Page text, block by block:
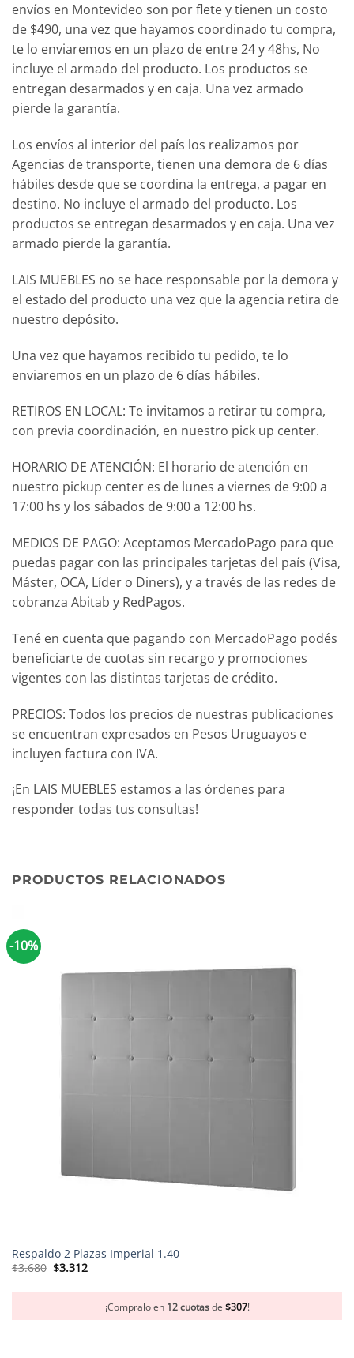
envíos en Montevideo son por flete y tienen un costo
de $490, una vez que hayamos coordinado tu compra,
te lo enviaremos en un plazo de entre 24 y 48hs, No
incluye el armado del producto. Los productos se
entregan desarmados y en caja. Una vez armado
pierde la garantía.
Los envíos al interior del país los realizamos por
Agencias de transporte, tienen una demora de 6 días
hábiles desde que se coordina la entrega, a pagar en
destino. No incluye el armado del producto. Los
productos se entregan desarmados y en caja. Una vez
armado pierde la garantía.
LAIS MUEBLES no se hace responsable por la demora y
el estado del producto una vez que la agencia retira de
nuestro depósito.
Una vez que hayamos recibido tu pedido, te lo
enviaremos en un plazo de 6 días hábiles.
RETIROS EN LOCAL: Te invitamos a retirar tu compra,
con previa coordinación, en nuestro pick up center.
HORARIO DE ATENCIÓN: El horario de atención en
nuestro pickup center es de lunes a viernes de 9:00 a
17:00 hs y los sábados de 9:00 a 12:00 hs.
MEDIOS DE PAGO: Aceptamos MercadoPago para que
puedas pagar con las principales tarjetas del país (Visa,
Máster, OCA, Líder o Diners), y a través de las redes de
cobranza Abitab y RedPagos.
Tené en cuenta que pagando con MercadoPago podés
beneficiarte de cuotas sin recargo y promociones
vigentes con las distintas tarjetas de crédito.
PRECIOS: Todos los precios de nuestras publicaciones
se encuentran expresados en Pesos Uruguayos e
incluyen factura con IVA.
¡En LAIS MUEBLES estamos a las órdenes para
responder todas tus consultas!
PRODUCTOS RELACIONADOS
-10%
Respaldo 2 Plazas Imperial 1.40
$3.680 El
precio
era:
$3.312El
precio
es:
$3.312.
¡Compralo en 12 cuotasde $307!